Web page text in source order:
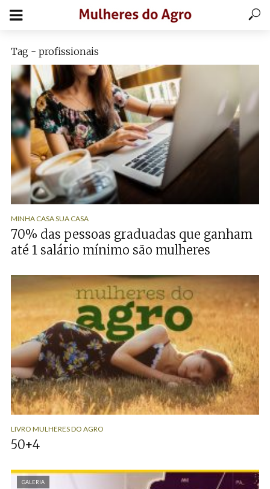
Tag - profissionais
MINHA CASA SUA CASA
70% das pessoas graduadas que ganham
até 1 salário mínimo são mulheres
LIVRO MULHERES DO AGRO
50+4
GALERIA